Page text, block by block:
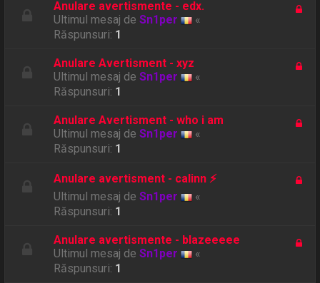
Anulare avertismente - edx.
Ultimul mesaj deSn1per
«
Răspunsuri: 1
Anulare Avertisment - xyz
Ultimul mesaj deSn1per
«
Răspunsuri: 1
Anulare Avertisment - who i am
Ultimul mesaj deSn1per
«
Răspunsuri: 1
Anulare avertisment - calinn ⚡
Ultimul mesaj deSn1per
«
Răspunsuri: 1
Anulare avertismente - blazeeeee
Ultimul mesaj deSn1per
«
Răspunsuri: 1